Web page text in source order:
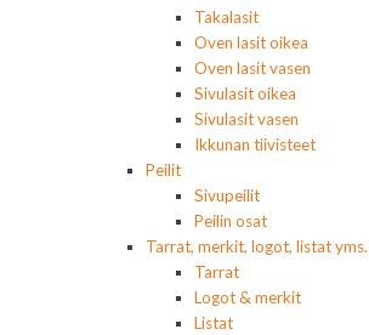
Takalasit
Oven lasit oikea
Oven lasit vasen
Sivulasit oikea
Sivulasit vasen
Ikkunan tiivisteet
Peilit
Sivupeilit
Peilin osat
Tarrat, merkit, logot, listat yms.
Tarrat
Logot & merkit
Listat